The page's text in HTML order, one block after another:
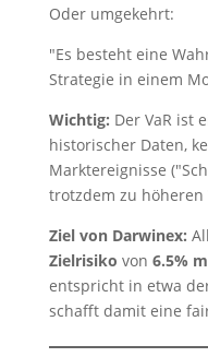
Oder umgekehrt:
"Es besteht eine
Strategie in einem
Wichtig: Der VaR ist
historischer Daten,
Marktereignisse
trotzdem zu
Ziel von Darwinex:
Zielrisiko von 6.5%
entspricht in etwa
schafft damit eine